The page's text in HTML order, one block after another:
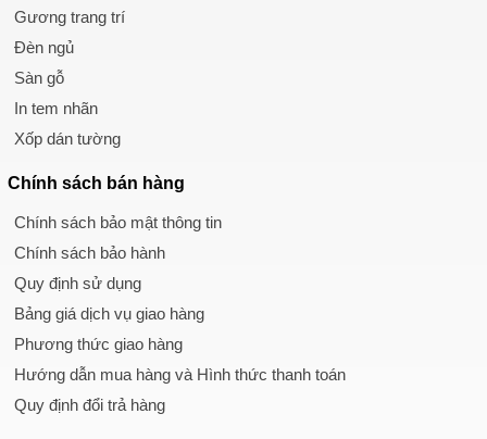
Gương trang trí
Đèn ngủ
Sàn gỗ
In tem nhãn
Xốp dán tường
Chính sách bán hàng
Chính sách bảo mật thông tin
Chính sách bảo hành
Quy định sử dụng
Bảng giá dịch vụ giao hàng
Phương thức giao hàng
Hướng dẫn mua hàng và Hình thức thanh toán
Quy định đổi trả hàng